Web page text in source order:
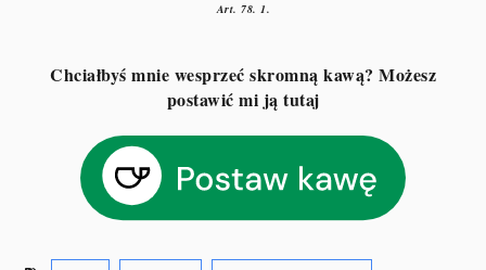
Art. 78. 1.
Chciałbyś mnie wesprzeć skromną kawą? Możesz
postawić mi ją tutaj